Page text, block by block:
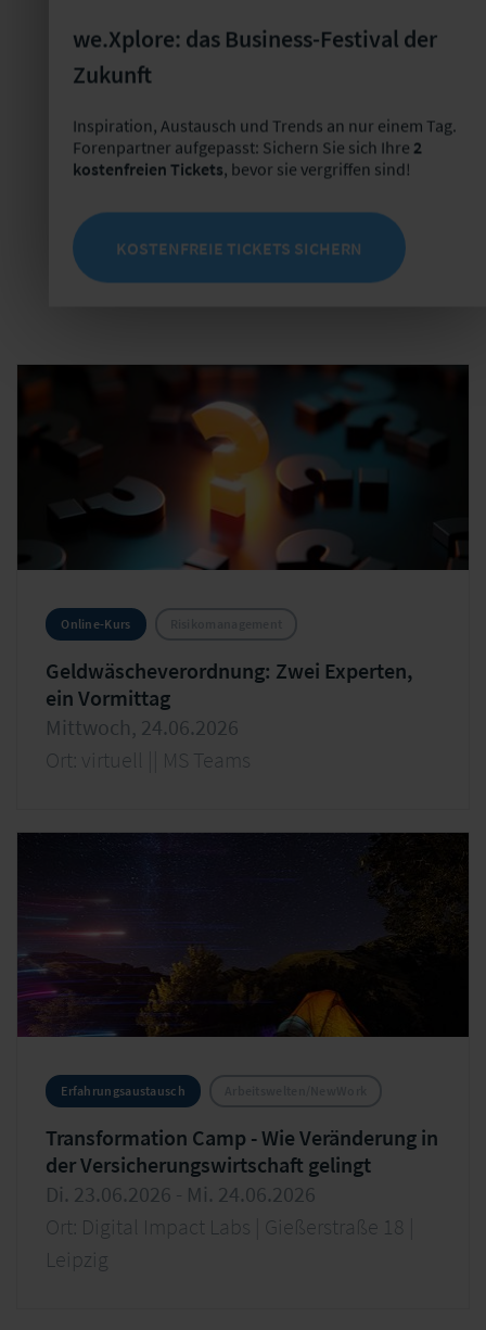
Digitalisierung des Schadenmanagements
Praktische Einblicke in die Optimierung
der Schadenprozesse
am 8./9. Oktober 2026 in Leipzig
Online-Kurs
Geldwäscheverordnung: Zwei Experten,
ein Vormittag
Mittwoch, 24.06.2026
Ort: virtuell || MS Teams
Erfahrungsaustausch
Transformation Camp - Wie Veränderung in
der Versicherungswirtschaft gelingt
Di. 23.06.2026 - Mi. 24.06.2026
Ort: Digital Impact Labs | Gießerstraße 18 |
Leipzig
we.Xplore: das Business-Festival der
Zukunft
Inspiration, Austausch und Trends an nur einem Tag.
Forenpartner aufgepasst: Sichern Sie sich Ihre 2
kostenfreien Tickets, bevor sie vergriffen sind!
KOSTENFREIE TICKETS SICHERN